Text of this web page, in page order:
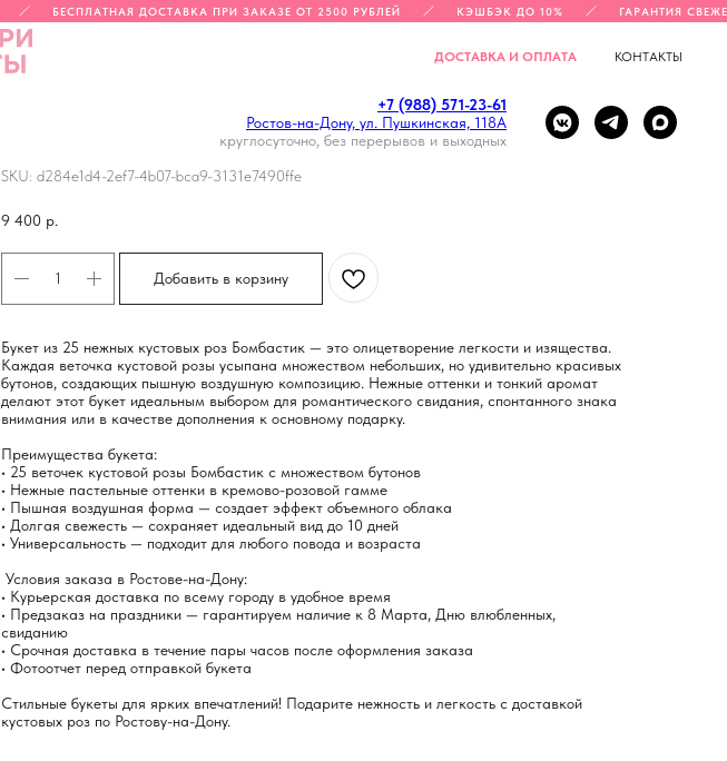
БЕСПЛАТНАЯ ДОСТАВКА ПРИ ЗАКАЗЕ ОТ 2500 РУБЛЕЙ КЭШБЭК ДО 10% ГАРАНТИЯ
ДОСТАВКА И ОПЛАТА КОНТАКТЫ
+7 (988) 571-23-61
Ростов-на-Дону, ул. Пушкинская, 118А
круглосуточно, без перерывов и выходных
БУКЕТ ИЗ 25 НЕЖНЫХ КУСТОВЫХ РОЗ БОМБАСТИК
SKU: d284e1d4-2ef7-4b07-bca9-3131e7490ffe
9 400 р.
Добавить в корзину
Букет из 25 нежных кустовых роз Бомбастик — это олицетворение легкости и изящества.
Каждая веточка кустовой розы усыпана множеством небольших, но удивительно красивых
бутонов, создающих пышную воздушную композицию. Нежные оттенки и тонкий аромат
делают этот букет идеальным выбором для романтического свидания, спонтанного знака
внимания или в качестве дополнения к основному подарку.
Преимущества букета:
• 25 веточек кустовой розы Бомбастик с множеством бутонов
• Нежные пастельные оттенки в кремово-розовой гамме
• Пышная воздушная форма — создает эффект объемного облака
• Долгая свежесть — сохраняет идеальный вид до 10 дней
• Универсальность — подходит для любого повода и возраста
Условия заказа в Ростове-на-Дону:
• Курьерская доставка по всему городу в удобное время
• Предзаказ на праздники — гарантируем наличие к 8 Марта, Дню влюбленных,
свиданию
• Срочная доставка в течение пары часов после оформления заказа
• Фотоотчет перед отправкой букета
Стильные букеты для ярких впечатлений! Подарите нежность и легкость с доставкой
кустовых роз по Ростову-на-Дону.